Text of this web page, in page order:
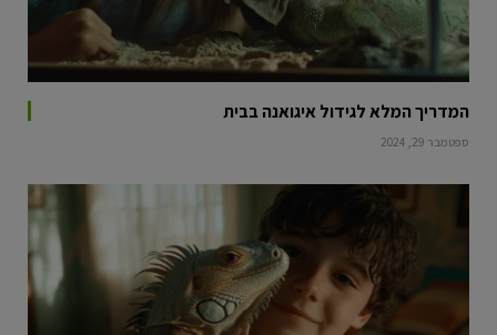
המדריך המלא לגידול איגואנה בבית
ספטמבר 29, 2024